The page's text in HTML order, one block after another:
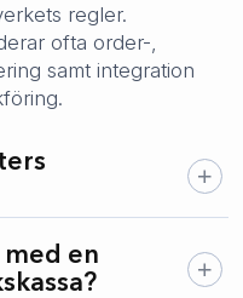
regler.
ofta order-,
samt integration
en